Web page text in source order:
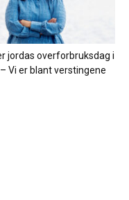
jordas overforbruksdag i
Vi er blant verstingene